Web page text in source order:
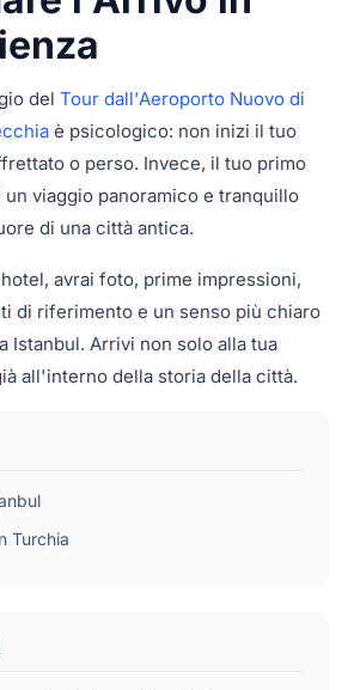
del Tour dall'Aeroporto Nuovo di
è psicologico: non inizi il tuo
o perso. Invece, il tuo primo
viaggio panoramico e tranquillo
di una città antica.
avrai foto, prime impressioni,
di riferimento e un senso più chiaro
Istanbul. Arrivi non solo alla tua
all'interno della storia della città.
Turchia